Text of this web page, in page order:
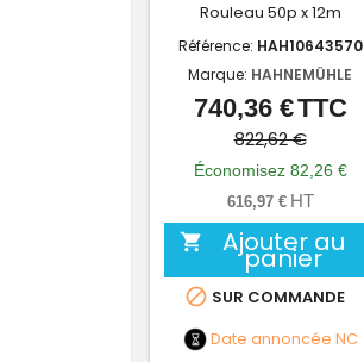
Rouleau 50p x 12m
Référence: HAH10643570
Marque: HAHNEMÜHLE
Prix
Prix
de
base
740,36 €TTC
822,62 €
Économisez 82,26 €
616,97 € HT
 Ajouter au
panier
 SUR COMMANDE
Date annoncée NC